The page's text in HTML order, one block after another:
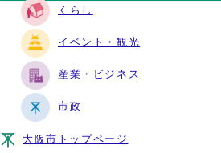
くらし
イベント・観光
産業・ビジネス
市政
大阪市トップページ